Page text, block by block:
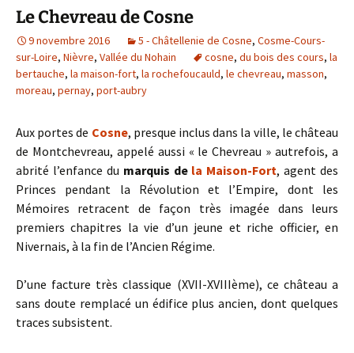
Le Chevreau de Cosne
9 novembre 2016 5 - Châtellenie de Cosne, Cosme-Cours-
sur-Loire, Nièvre, Vallée du Nohain cosne, du bois des cours, la
bertauche, la maison-fort, la rochefoucauld, le chevreau, masson,
moreau, pernay, port-aubry
Aux portes de Cosne, presque inclus dans la ville, le château
de Montchevreau, appelé aussi « le Chevreau » autrefois, a
abrité l’enfance du marquis de la Maison-Fort, agent des
Princes pendant la Révolution et l’Empire, dont les
Mémoires retracent de façon très imagée dans leurs
premiers chapitres la vie d’un jeune et riche officier, en
Nivernais, à la fin de l’Ancien Régime.
D’une facture très classique (XVII-XVIIIème), ce château a
sans doute remplacé un édifice plus ancien, dont quelques
traces subsistent.